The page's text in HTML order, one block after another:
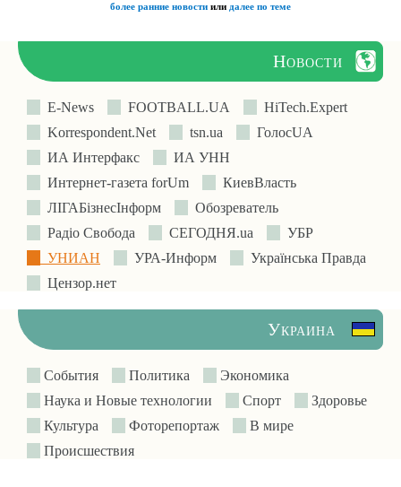
более ранние новости или далее по теме
Новости
E-News FOOTBALL.UA
HiTech.Expert
Korrespondent.Net
tsn.ua
ГолосUA
ИА Интерфакс
ИА УНН
Интернет-газета forUm
КиевВласть
ЛIГАБiзнесIнформ
Обозреватель
Радіо Свобода
СЕГОДНЯ.ua
УБР
УНИАН
УРА-Информ
Українська Правда
Цензор.нет
Украина
События Политика
Экономика
Наука и Новые технологии
Спорт
Здоровье
Культура
Фоторепортаж
В мире
Происшествия